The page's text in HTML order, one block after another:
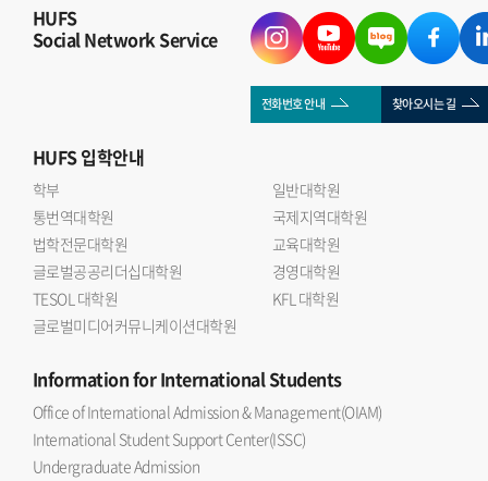
HUFS
Social Network Service
전화번호 안내 찾아오시는 길
HUFS입학안내
학부
일반대학원
통번역대학원
국제지역대학원
법학전문대학원
교육대학원
글로벌공공리더십대학원
경영대학원
TESOL 대학원
KFL 대학원
글로벌미디어커뮤니케이션대학원
Informationfor International Students
Office of International Admission & Management(OIAM)
International Student Support Center(ISSC)
Undergraduate Admission